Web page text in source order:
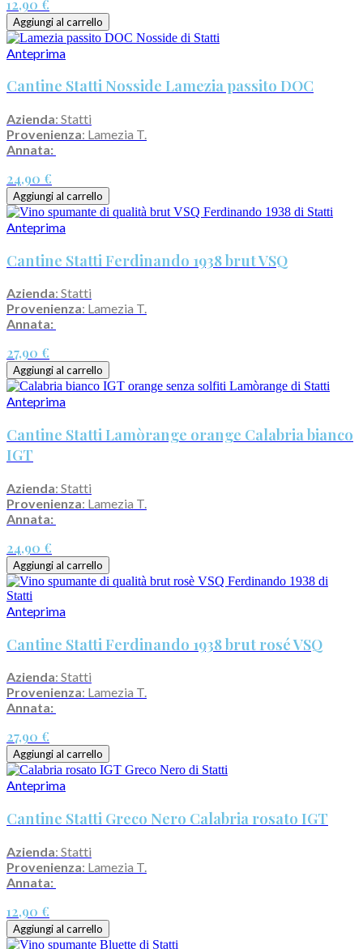
12,90 €
Aggiungi al carrello
Anteprima
Cantine Statti Nosside Lamezia passito DOC
Azienda: Statti
Provenienza: Lamezia T.
Annata:
24,90 €
Aggiungi al carrello
Anteprima
Cantine Statti Ferdinando 1938 brut VSQ
Azienda: Statti
Provenienza: Lamezia T.
Annata:
27,90 €
Aggiungi al carrello
Anteprima
Cantine Statti Lamòrange orange Calabria bianco
IGT
Azienda: Statti
Provenienza: Lamezia T.
Annata:
24,90 €
Aggiungi al carrello
Anteprima
Cantine Statti Ferdinando 1938 brut rosé VSQ
Azienda: Statti
Provenienza: Lamezia T.
Annata:
27,90 €
Aggiungi al carrello
Anteprima
Cantine Statti Greco Nero Calabria rosato IGT
Azienda: Statti
Provenienza: Lamezia T.
Annata:
12,90 €
Aggiungi al carrello